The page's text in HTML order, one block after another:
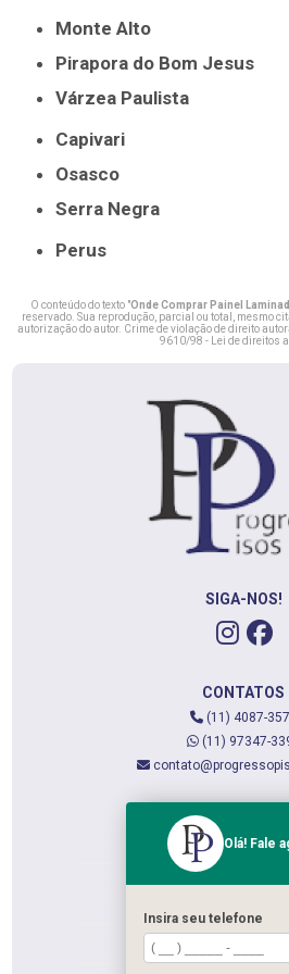
Monte Alto
Pirapora do Bom Jesus
Várzea Paulista
Capivari
Osasco
Serra Negra
Perus
O conteúdo do texto "Onde Comprar Painel
reservado. Sua reprodução, parcial ou total, mesmo
autorização do autor. Crime de violação de direito
9610/98 - Lei de direitos
SIGA-NOS!
CONTATOS
(11) 4087-
(11) 97347-
QUEM SOMOS
SERVIÇOS
Olá! Fale
Insira seu telefone